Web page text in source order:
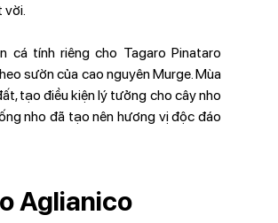
cá tính riêng cho Tagaro Pinataro
sườn của cao nguyên Murge. Mùa
tạo điều kiện lý tưởng cho cây nho
nho đã tạo nên hương vị độc đáo
Aglianico